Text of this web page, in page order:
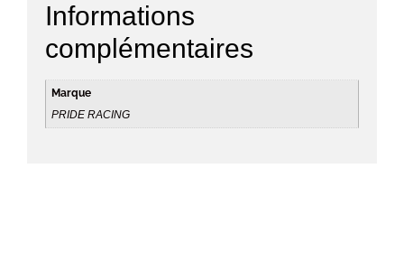
Informations
complémentaires
Marque
PRIDE RACING